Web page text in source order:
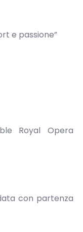
e passione”
Royal Opera
con partenza